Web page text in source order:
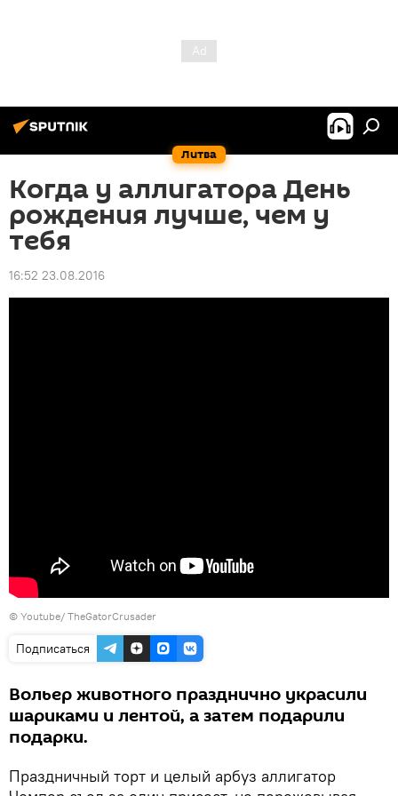
Литва
Когда у аллигатора День
рождения лучше, чем у
тебя
16:52 23.08.2016
© Youtube/ TheGatorCrusader
Подписаться
Вольер животного празднично украсили
шариками и лентой, а затем подарили
подарки.
Праздничный торт и целый арбуз аллигатор